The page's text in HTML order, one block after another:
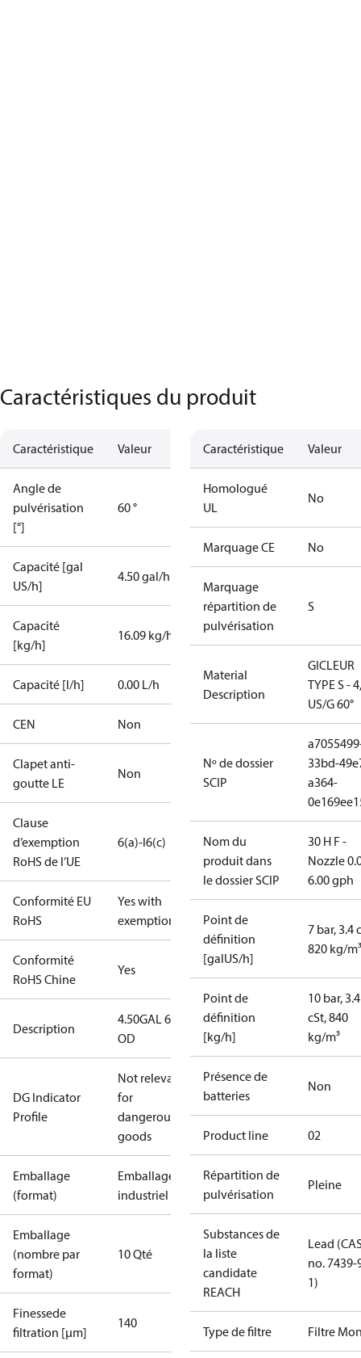
Caractéristiques du produit
Caractéristique Valeur
Angle de
pulvérisation
[°]
60 °
Capacité [gal
US/h]
4.50 gal/h
Capacité
[kg/h]
16.09 kg/h
Capacité [l/h] 0.00 L/h
CEN Non
Clapet anti-
goutte LE
Non
Clause
d’exemption
RoHS de l’UE
6(a)-I6(c)
Conformité EU
RoHS
Yes with
exemptions
Conformité
RoHS Chine
Yes
Description
4.50GAL 60S
OD
DG Indicator
Profile
Not relevant
for
dangerous
goods
Emballage
(format)
Emballage
industriel
Emballage
(nombre par
format)
10 Qté
Finessede
filtration [µm]
140
Caractéristique Valeur
Homologué
UL
No
Marquage CE No
Marquage
répartition de
pulvérisation
S
Material
Description
GICLEUR
TYPE S -
US/G 60°
Nº de dossier
SCIP
33bd-
a364-
Nom du
produit dans
le dossier SCIP
30 H F -
Nozzle
6.00 gph
Point de
définition
[galUS/h]
7 bar, 3.4
820 kg/m³
Point de
définition
[kg/h]
10 bar, 3.4
cSt, 840
kg/m³
Présence de
batteries
Non
Product line 02
Répartition de
pulvérisation
Pleine
Substances de
la liste
candidate
REACH
Lead
no. 7439-
1)
Type de filtre Filtre